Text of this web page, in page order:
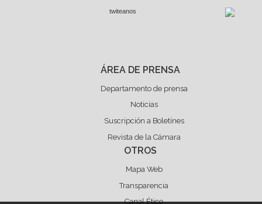
twiteanos
ÁREA DE PRENSA
Departamento de prensa
Noticias
Suscripción a Boletínes
Revista de la Cámara
OTROS
Mapa Web
Transparencia
Canal Ético